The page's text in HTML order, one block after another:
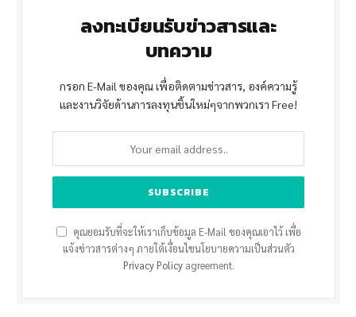
ลงทะเบียนรับข่าวสารและ
บทความ
กรอก E-Mail ของคุณ เพื่อติดตามข่าวสาร, องค์ความรู้
และงานวิจัยด้านการลงทุนชิ้นใหม่ๆจากพวกเรา Free!
คุณยอมรับที่จะให้เราเก็บข้อมูล E-Mail ของคุณเอาไว้ เพื่อ
แจ้งข่าวสารต่างๆ ภายใต้เงื่อนไขนโยบายความเป็นส่วนตัว
Privacy Policyagreement.